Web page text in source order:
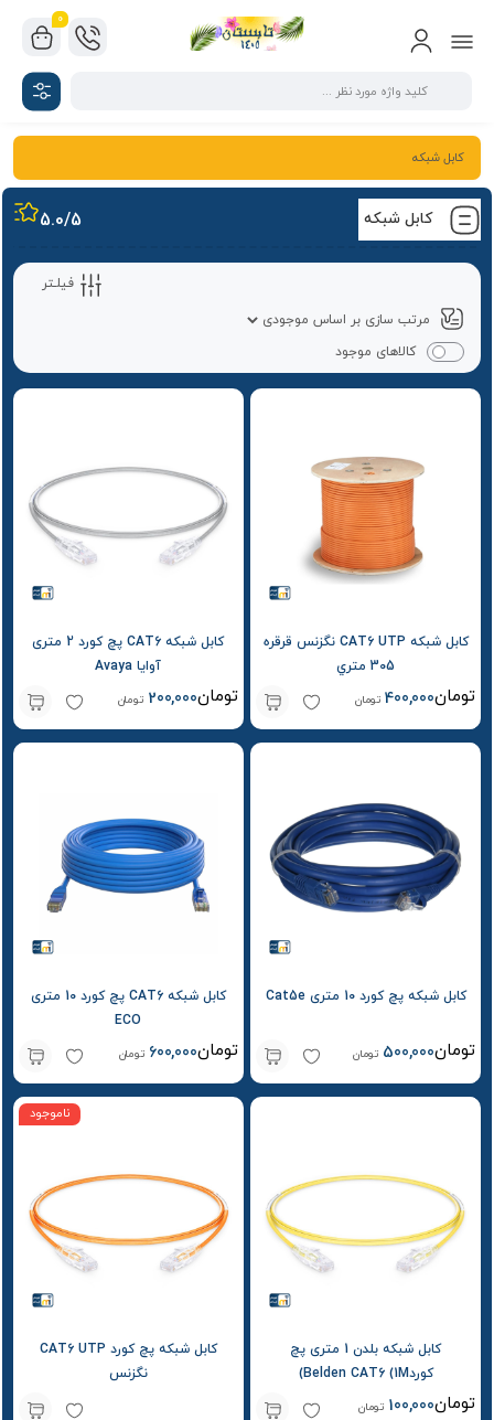
0
کابل شبکه
کابل شبکه 5.0/5
فیلـتر
کالاهای موجود
کابل شبکه CAT6 UTP نگزنس قرقره
305 متري
400,000 تومان تومان
کابل شبکه CAT6 پچ کورد 2 متری
آوایا Avaya
200,000 تومان تومان
کابل شبکه پچ کورد 10 متری Cat5e
500,000 تومان تومان
کابل شبکه CAT6 پچ کورد 10 متری
ECO
600,000 تومان تومان
کابل شبکه بلدن 1 متری پچ
کوردBelden CAT6 (1M)
100,000 تومان تومان
ناموجود
کابل شبکه پچ کورد CAT6 UTP
نگزنس